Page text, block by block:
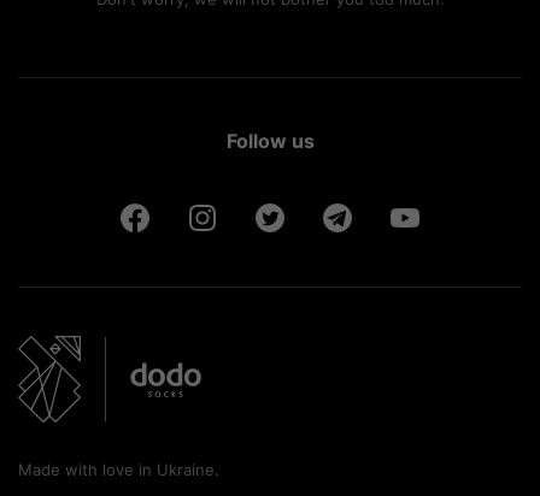
Follow us
Made with love in Ukraine.